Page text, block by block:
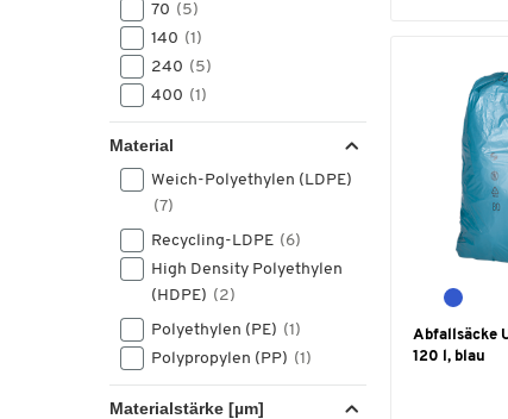
70 (5)
140 (1)
240 (5)
400 (1)
Material
Weich-Polyethylen (LDPE)
(7)
Recycling-LDPE (6)
High Density Polyethylen
(HDPE) (2)
Polyethylen (PE) (1)
Polypropylen (PP) (1)
Materialstärke [µm]
Abfallsäcke
120 l, blau